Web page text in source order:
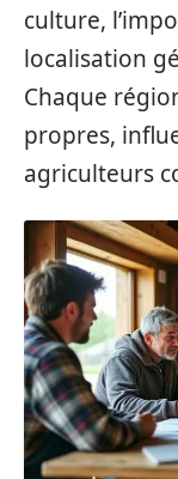
culture,
localisation
Chaque
propres,
agriculteurs